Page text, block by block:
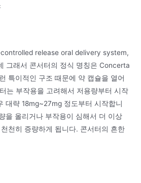
release oral delivery system,
그래서 콘서터의 정식 명칭은 Concerta
특이적인 구조 때문에 약 캡슐을 열어
는 부작용을 고려해서 저용량부터 시작
대략 18mg~27mg 정도부터 시작합니
을 올리거나 부작용이 심해서 더 이상
천히 증량하게 됩니다. 콘서터의 흔한